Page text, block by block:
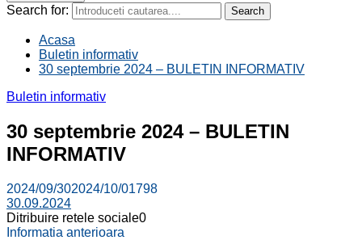
Search for: Search
Acasa
Buletin informativ
30 septembrie 2024 – BULETIN INFORMATIV
Buletin informativ
30 septembrie 2024 – BULETIN
INFORMATIV
2024/09/302024/10/01798
30.09.2024
Ditribuire retele sociale0
Informatia anterioara